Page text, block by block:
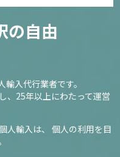
の自由
入代行業者です。
25年以上にわたって運営
輸入は、
個人の利用を目